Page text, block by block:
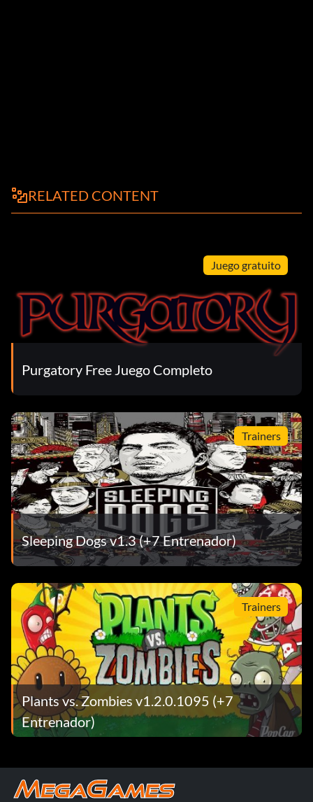
RELATED CONTENT
Juego gratuito
Purgatory Free Juego Completo
Trainers
Sleeping Dogs v1.3 (+7 Entrenador)
Trainers
Plants vs. Zombies v1.2.0.1095 (+7
Entrenador)